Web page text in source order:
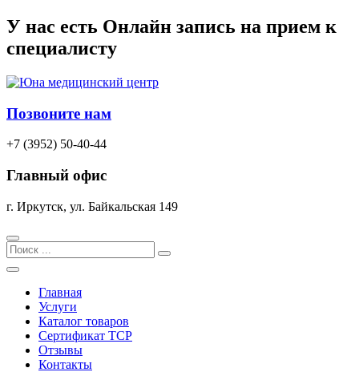
Перейти
к
содержимому
У нас есть Онлайн запись на прием к
специалисту
Позвоните нам
+7 (3952) 50-40-44
Главный офис
г. Иркутск, ул. Байкальская 149
Search
Главная
Услуги
Каталог товаров
Сертификат TCP
Отзывы
Контакты